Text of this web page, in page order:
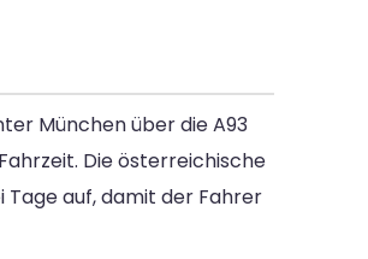
München über die A93
Die österreichische
auf, damit der Fahrer